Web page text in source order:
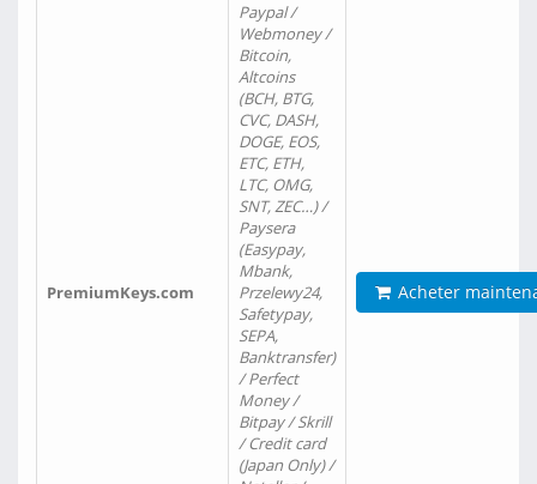
PremiumKeys.com
Paypal /
Webmoney /
Bitcoin,
Altcoins
(BCH, BTG,
CVC, DASH,
DOGE, EOS,
ETC, ETH,
LTC, OMG,
SNT, ZEC…) /
Paysera
(Easypay,
Mbank,
Przelewy24,
Safetypay,
SEPA,
Banktransfer)
/ Perfect
Money /
Bitpay / Skrill
/ Credit card
(Japan Only) /
Acheter